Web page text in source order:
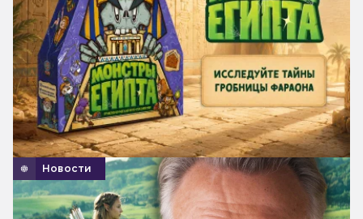
Новости